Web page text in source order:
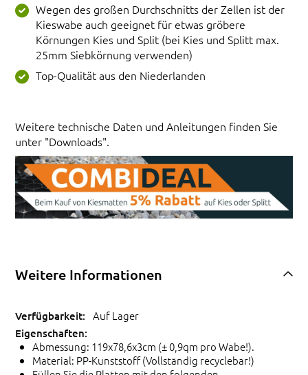
Wegen des großen Durchschnitts der Zellen ist der
Kieswabe auch geeignet für etwas gröbere
Körnungen Kies und Split (bei Kies und Splitt max.
25mm Siebkörnung verwenden)
Top-Qualität aus den Niederlanden
Weitere technische Daten und Anleitungen finden Sie
unter "Downloads".
Weitere Informationen
Auf Lager
Abmessung: 119x78,6x3cm (± 0,9qm pro Wabe!).
Material: PP-Kunststoff (Vollständig recyclebar!)